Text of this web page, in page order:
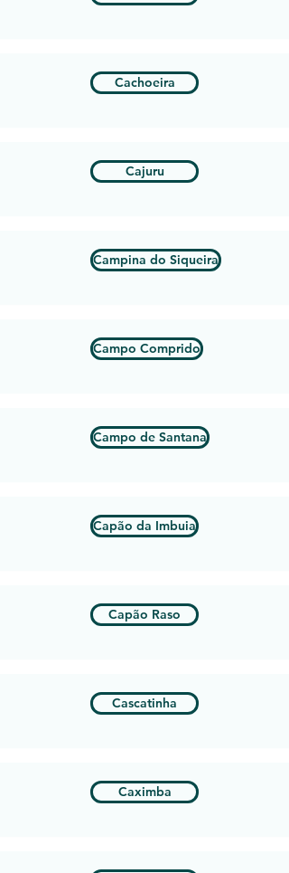
Cachoeira
Cajuru
Campina do Siqueira
Campo Comprido
Campo de Santana
Capão da Imbuia
Capão Raso
Cascatinha
Caximba